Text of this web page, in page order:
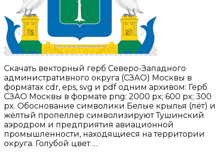
Скачать векторный герб Северо-Западного
административного округа (СЗАО) Москвы в
форматах cdr, eps, svg и pdf одним архивом: Герб
СЗАО Москвы в формате png: 2000 px; 600 px; 300
px. Обоснование символики Белые крылья (лёт) и
жёлтый пропеллер символизируют Тушинский
аэродром и предприятия авиационной
промышленности, находящиеся на территории
округа. Голубой цвет …